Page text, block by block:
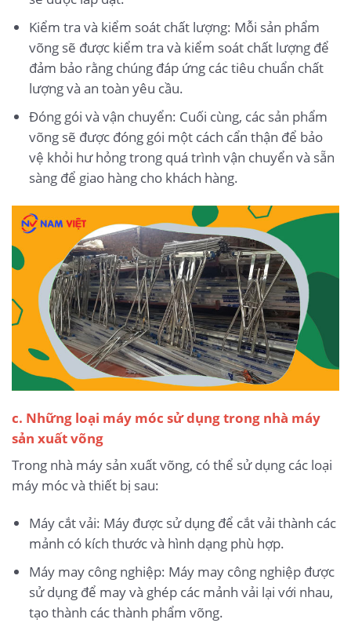
Kiểm tra và kiểm soát chất lượng: Mỗi sản phẩm
võng sẽ được kiểm tra và kiểm soát chất lượng để
đảm bảo rằng chúng đáp ứng các tiêu chuẩn chất
lượng và an toàn yêu cầu.
Đóng gói và vận chuyển: Cuối cùng, các sản phẩm
võng sẽ được đóng gói một cách cẩn thận để bảo
vệ khỏi hư hỏng trong quá trình vận chuyển và sẵn
sàng để giao hàng cho khách hàng.
c. Những loại máy móc sử dụng trong nhà máy
sản xuất võng
Trong nhà máy sản xuất võng, có thể sử dụng các loại
máy móc và thiết bị sau:
Máy cắt vải: Máy được sử dụng để cắt vải thành các
mảnh có kích thước và hình dạng phù hợp.
Máy may công nghiệp: Máy may công nghiệp được
sử dụng để may và ghép các mảnh vải lại với nhau,
tạo thành các thành phẩm võng.